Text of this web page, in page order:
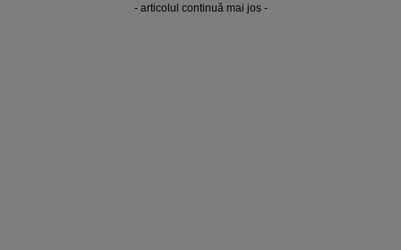
- articolul continuă mai jos -